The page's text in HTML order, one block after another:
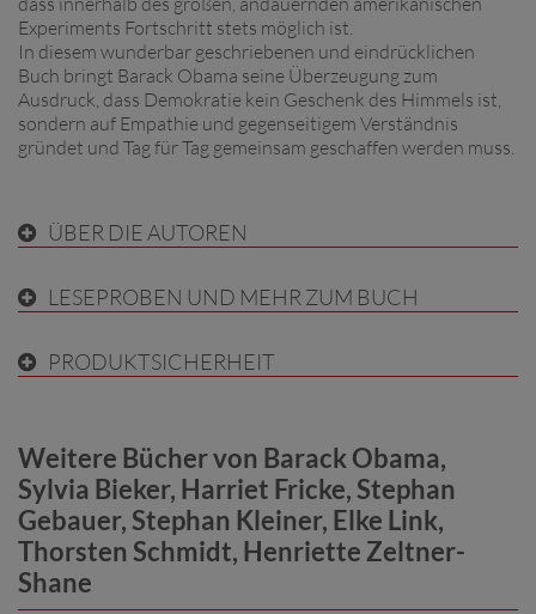
Experiments Fortschritt stets möglich ist.
In diesem wunderbar geschriebenen und eindrücklichen
Buch bringt Barack Obama seine Überzeugung zum
Ausdruck, dass Demokratie kein Geschenk des Himmels ist,
sondern auf Empathie und gegenseitigem Verständnis
gründet und Tag für Tag gemeinsam geschaffen werden muss.
ÜBER DIE AUTOREN
LESEPROBEN UND MEHR ZUM BUCH
PRODUKTSICHERHEIT
Weitere Bücher von Barack Obama,
Sylvia Bieker, Harriet Fricke, Stephan
Gebauer, Stephan Kleiner, Elke Link,
Thorsten Schmidt, Henriette Zeltner-
Shane